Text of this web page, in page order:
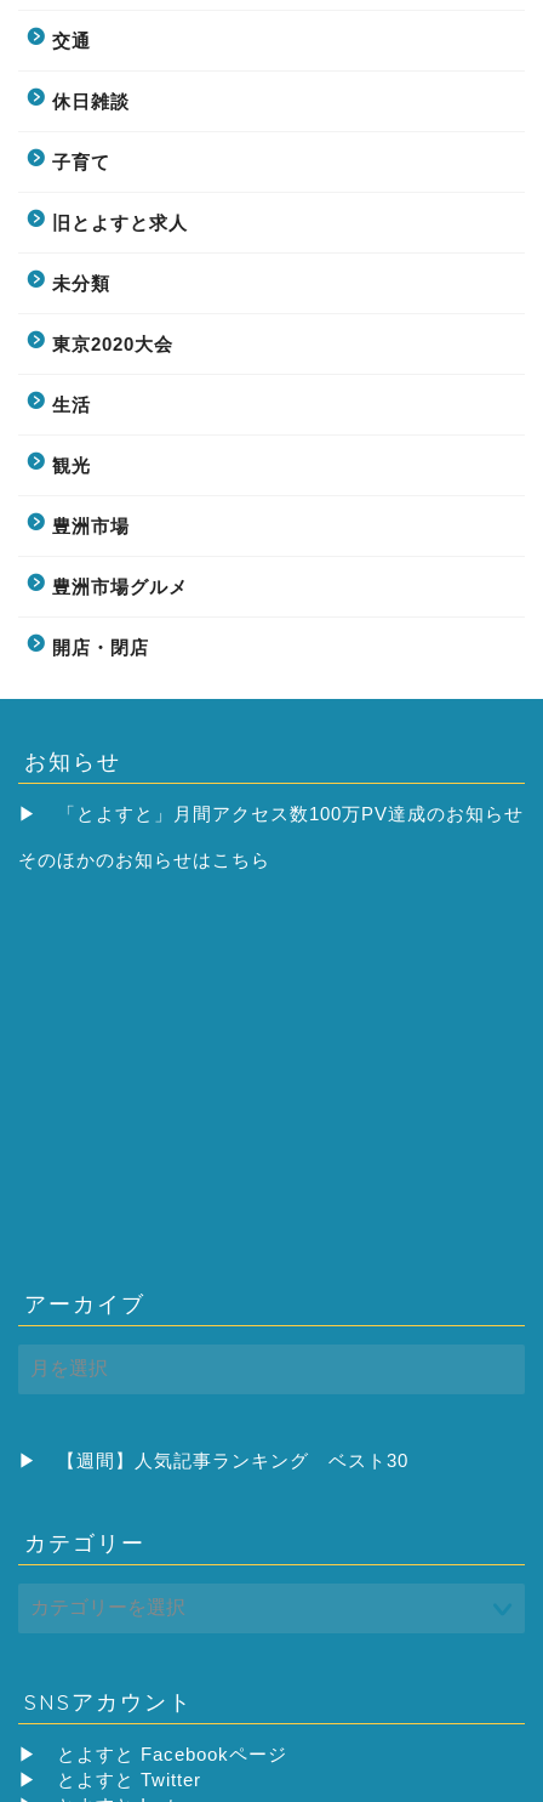
交通
休日雑談
子育て
旧とよすと求人
未分類
東京2020大会
生活
観光
豊洲市場
豊洲市場グルメ
開店・閉店
お知らせ
▶ 「とよすと」月間アクセス数100万PV達成のお知らせ
そのほかのお知らせはこちら
アーカイブ
ー
ブ
▶ 【週間】人気記事ランキング ベスト30
カテゴリー
SNSアカウント
▶
とよすと Facebookページ
▶
とよすと Twitter